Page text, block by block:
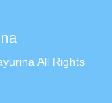
All Rights